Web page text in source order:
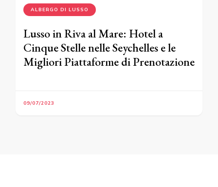
ALBERGO DI LUSSO
Lusso in Riva al Mare: Hotel a
Cinque Stelle nelle Seychelles e le
Migliori Piattaforme di Prenotazione
09/07/2023